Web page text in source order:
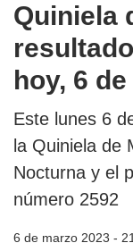
Quiniela
hoy, 6
Este lunes 6
la Quiniela de
Nocturna y el
número 2592
6 de marzo 2023 -